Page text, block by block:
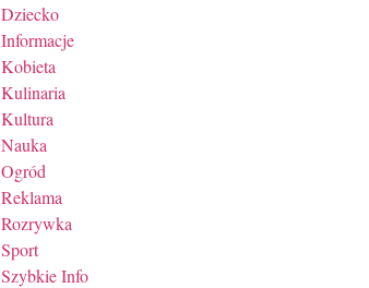
Dziecko
Informacje
Kobieta
Kulinaria
Kultura
Nauka
Ogród
Reklama
Rozrywka
Sport
Szybkie Info